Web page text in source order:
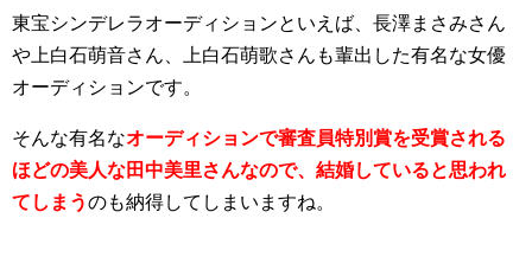
東宝シンデレラオーディションといえば、長澤まさみさん
や上白石萌音さん、上白石萌歌さんも輩出した有名な女優
オーディションです。
そんな有名なオーディションで審査員特別賞を受賞される
ほどの美人な田中美里さんなので、結婚していると思われ
てしまうのも納得してしまいますね。